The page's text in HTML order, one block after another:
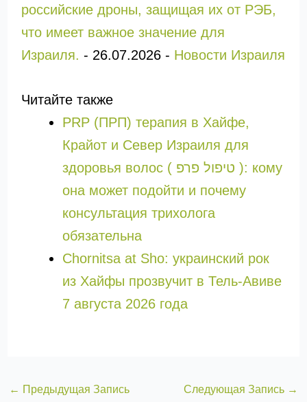
российские дроны, защищая их от РЭБ,
что имеет важное значение для
Израиля. - 26.07.2026- Новости Израиля
Читайте также
PRP (ПРП) терапия в Хайфе,
Крайот и Север Израиля для
здоровья волос ( טיפול פרפ ): кому
она может подойти и почему
консультация трихолога
обязательна
Chornitsa at Sho: украинский рок
из Хайфы прозвучит в Тель-Авиве
7 августа 2026 года
← Предыдущая Запись Следующая Запись →